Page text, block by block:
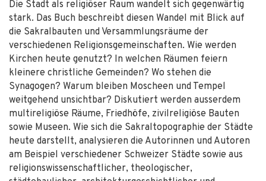
Die Stadt als religiöser Raum wandelt sich gegenwärtig
stark. Das Buch beschreibt diesen Wandel mit Blick auf
die Sakralbauten und Versammlungsräume der
verschiedenen Religionsgemeinschaften. Wie werden
Kirchen heute genutzt? In welchen Räumen feiern
kleinere christliche Gemeinden? Wo stehen die
Synagogen? Warum bleiben Moscheen und Tempel
weitgehend unsichtbar? Diskutiert werden ausserdem
multireligiöse Räume, Friedhöfe, zivilreligiöse Bauten
sowie Museen. Wie sich die Sakraltopographie der Städte
heute darstellt, analysieren die Autorinnen und Autoren
am Beispiel verschiedener Schweizer Städte sowie aus
religionswissenschaftlicher, theologischer,